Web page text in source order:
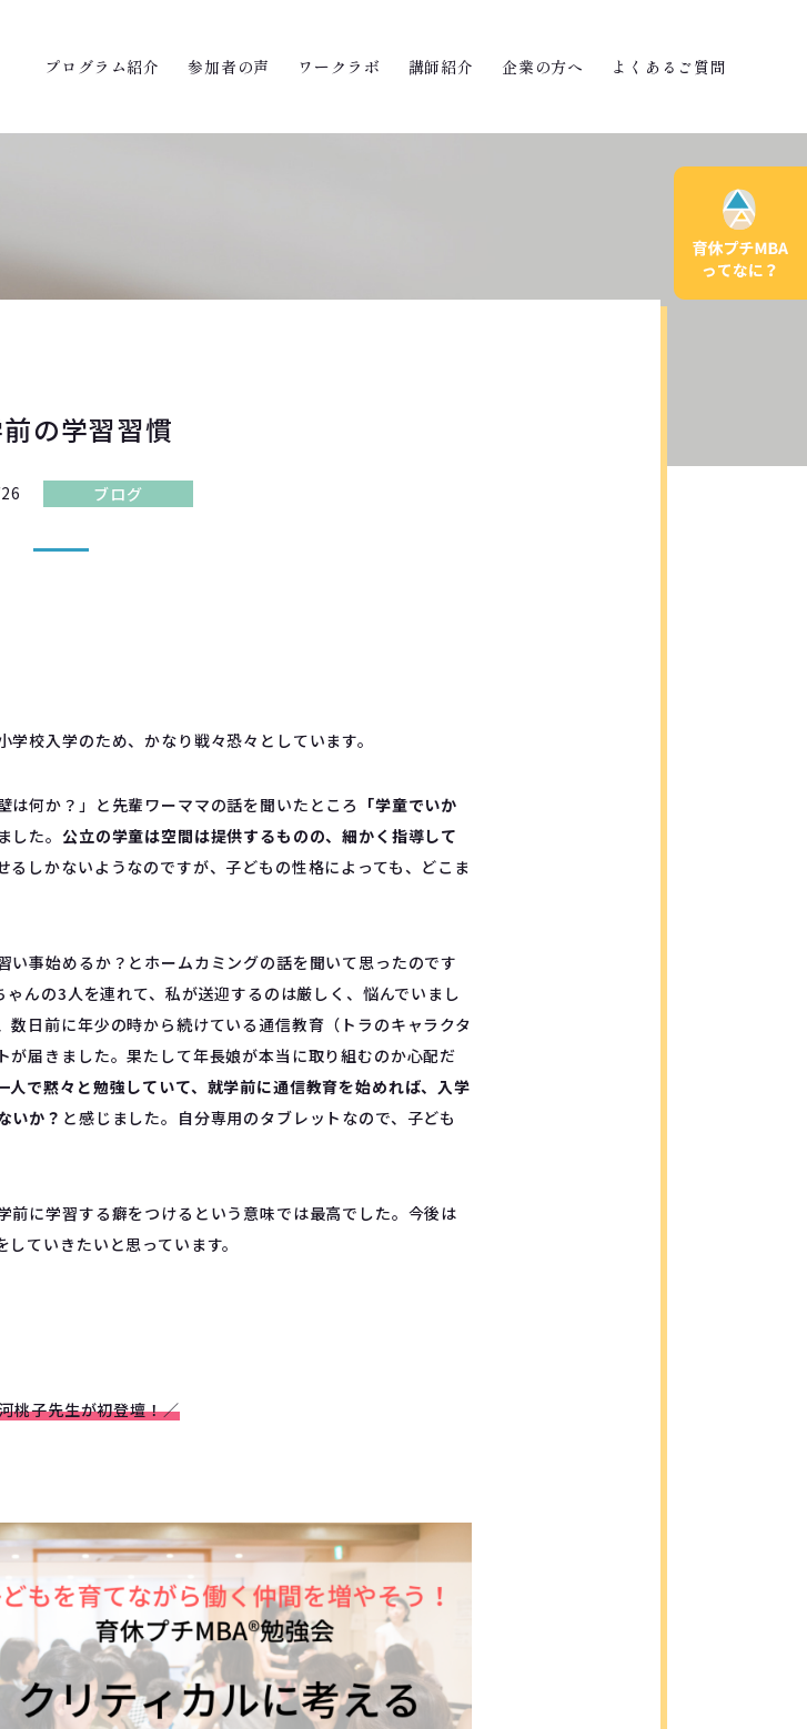
プログラム紹介 参加者の声 ワークラボ 講師紹介 企業の方へ よくあるご質問
の学習習慣
ブログ
校入学のため、かなり戦々恐々としています。
何か？」と先輩ワーママの話を聞いたところ 「学童でいか
した。公立の学童は空間は提供するものの、細かく指導して
るしかないようなのですが、子どもの性格によっても、どこま
事始めるか？とホームカミングの話を聞いて思ったのです
んの3人を連れて、私が送迎するのは厳しく、悩んでいまし
日前に年少の時から続けている通信教育（トラのキャラクタ
届きました。果たして年長娘が本当に取り組むのか心配だ
人で黙々と勉強していて、就学前に通信教育を始めれば、入学
いか？ と感じました。自分専用のタブレットなので、子ども
前に学習する癖をつけるという意味では最高でした。今後は
ていきたいと思っています。
桃子先生が初登壇！／